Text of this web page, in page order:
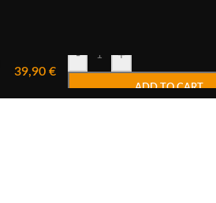
39,90 €
- +
ADD TO CART